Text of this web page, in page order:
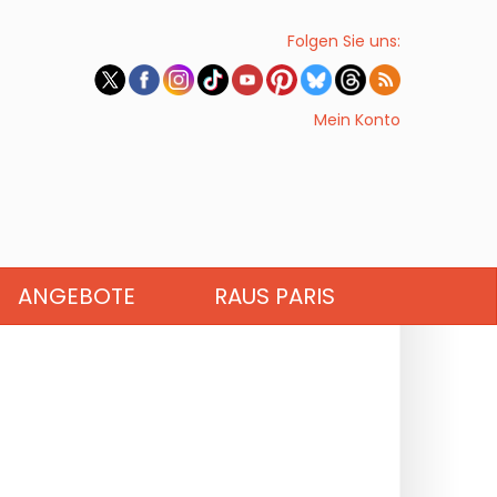
Folgen Sie uns:
Mein Konto
ANGEBOTE RAUS PARIS